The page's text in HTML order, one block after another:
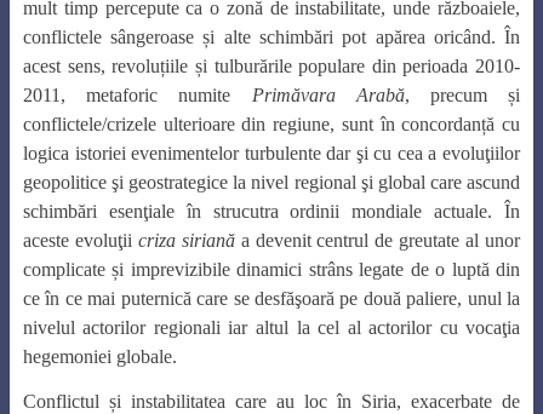
mult timp percepute ca o zonă de instabilitate, unde războaiele,
conflictele sângeroase și alte schimbări pot apărea oricând. În
acest sens, revoluțiile și tulburările populare din perioada 2010-
2011, metaforic numite Primăvara Arabă, precum și
conflictele/crizele ulterioare din regiune, sunt în concordanță cu
logica istoriei evenimentelor turbulente dar şi cu cea a evoluţiilor
geopolitice şi geostrategice la nivel regional şi global care ascund
schimbări esenţiale în strucutra ordinii mondiale actuale. În
aceste evoluţii criza sirianăa devenit centrul de greutate al unor
complicate și imprevizibile dinamici strâns legate de o luptă din
ce în ce mai puternică care se desfăşoară pe două paliere, unul la
nivelul actorilor regionali iar altul la cel al actorilor cu vocaţia
hegemoniei globale.
Conflictul și instabilitatea care au loc în Siria, exacerbate de